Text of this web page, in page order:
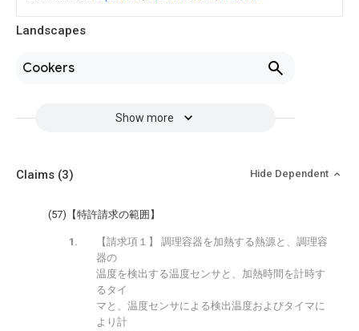
Landscapes
Cookers
Show more
Claims (3) Hide Dependent
(57)【特許請求の範囲】
【請求項１】 調理容器を加熱する熱源と、調理容
器の
温度を検出する温度センサと、加熱時間を計時す
るタイ
マと、温度センサによる検出温度およびタイマに
より計